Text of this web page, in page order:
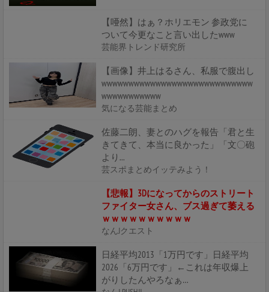
【唖然】はぁ？ホリエモン 参政党に
ついて今更なこと言い出したwww
芸能界トレンド研究所
【画像】井上はるさん、私服で腹出し
wwwwwwwwwwwwwwwwwwwwwwwwwwww
wwwwwwwwwww
気になる芸能まとめ
佐藤二朗、妻とのハグを報告「君と生
きてきて、本当に良かった」「文〇砲
より...
芸スポまとめイッテみよう！
【悲報】3Dになってからのストリート
ファイター女さん、ブス過ぎて萎える
ｗｗｗｗｗｗｗｗｗｗ
なんJクエスト
日経平均2013「1万円です」日経平均
2026「6万円です」←これは年収爆上
がりしたんやろなぁ…